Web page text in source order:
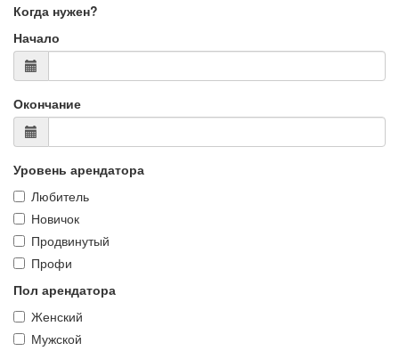
Когда нужен?
Начало
Окончание
Уровень арендатора
Любитель
Новичок
Продвинутый
Профи
Пол арендатора
Женский
Мужской